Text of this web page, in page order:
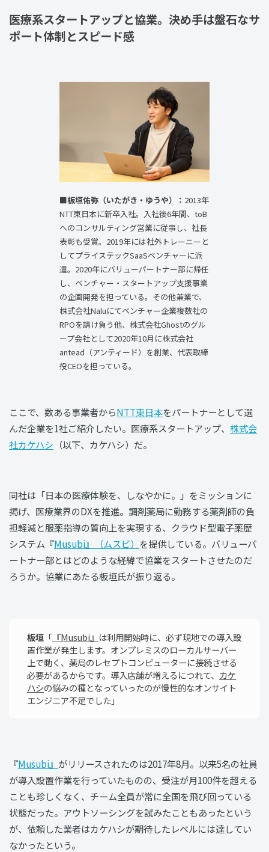
医療系スタートアップと協業。決め手は盤石なサ
ポート体制とスピード感
■板垣佑弥（いたがき・ゆうや）： 2013年
NTT東日本に新卒入社。入社後6年間、toB
へのコンサルティング営業に従事し、社長
表彰も受賞。2019年には社外トレーニーと
してプライステックSaaSベンチャーに派
遣。2020年にバリューパートナー部に帰任
し、ベンチャー・スタートアップ支援事業
の企画開発を担っている。その他兼業で、
株式会社Naluにてベンチャー企業複数社の
RPOを請け負う他、株式会社Ghostのグル
ープ会社として2020年10月に株式会社
antead（アンティード）を創業、代表取締
役CEOを担っている。
ここで、数ある事業者からNTT東日本をパートナーとして選
んだ企業を1社ご紹介したい。医療系スタートアップ、 株式会
社カケハシ （以下、カケハシ）だ。
同社は「日本の医療体験を、しなやかに。」をミッションに
掲げ、医療業界のDXを推進。調剤薬局に勤務する薬剤師の負
担軽減と服薬指導の質向上を実現する、クラウド型電子薬歴
システム『Musubi』（ムスビ） を提供している。バリューパ
ートナー部とはどのような経緯で協業をスタートさせたのだ
ろうか。協業にあたる板垣氏が振り返る。
板垣 「 『Musubi』 は利用開始時に、必ず現地での導入設
置作業が発生します。オンプレミスのローカルサーバー
上で動く、薬局のレセプトコンピューターに接続させる
必要があるからです。導入店舗が増えるにつれて、 カケ
ハシの悩みの種となっていったのが慢性的なオンサイト
エンジニア不足でした」
『Musubi』 がリリースされたのは2017年8月。以来5名の社員
が導入設置作業を行っていたものの、受注が月100件を超える
ことも珍しくなく、チーム全員が常に全国を飛び回っている
状態だった。アウトソーシングを試みたこともあったという
が、依頼した業者はカケハシが期待したレベルには達してい
なかったという。